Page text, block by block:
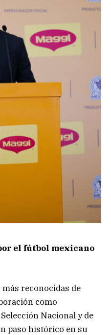
el fútbol mexicano
reconocidas de
como
Nacional y de
paso histórico en su